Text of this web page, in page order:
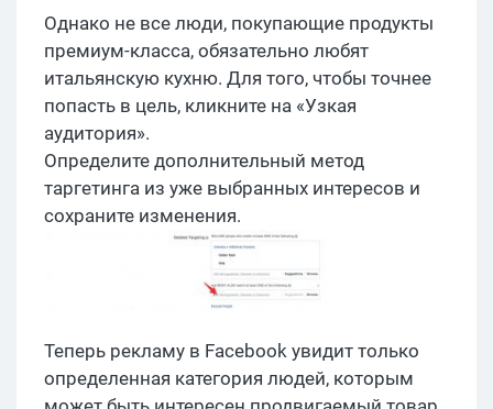
Однако не все люди, покупающие продукты
премиум-класса, обязательно любят
итальянскую кухню. Для того, чтобы точнее
попасть в цель, кликните на «Узкая
аудитория».
Определите дополнительный метод
таргетинга из уже выбранных интересов и
сохраните изменения.
Теперь рекламу в Facebook увидит только
определенная категория людей, которым